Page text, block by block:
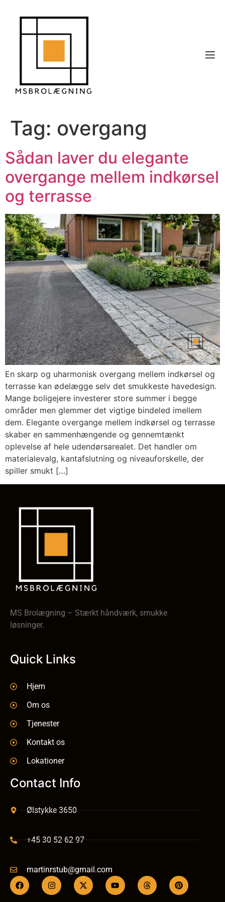
Tag: overgang
Sådan laver du elegante
overgange mellem indkørsel
og terrasse
En skarp og uharmonisk overgang mellem indkørsel og
terrasse kan ødelægge selv det smukkeste havedesign.
Mange boligejere investerer store summer i begge
områder men glemmer det vigtige bindeled imellem
dem. Elegante overgange mellem indkørsel og terrasse
skaber en sammenhængende og gennemtænkt
oplevelse af hele udendørsarealet. Det handler om
materialevalg, kantafslutning og niveauforskelle, der
spiller smukt […]
MS Brolægning – Stærkt håndværk, smukke
løsninger.
Quick Links
Hjem
Om os
Tjenester
Kontakt os
Lokationer
Contact Info
Ølstykke 3650
+45 30 52 62 97
martinrstub@gmail.com